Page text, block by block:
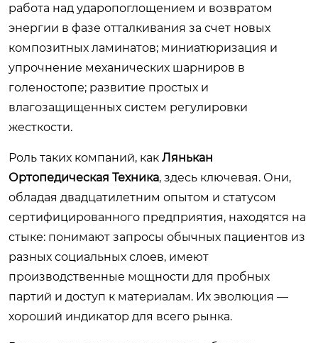
работа над ударопоглощением и возвратом
энергии в фазе отталкивания за счет новых
композитных ламинатов; миниатюризация и
упрочнение механических шарниров в
голеностопе; развитие простых и
влагозащищенных систем регулировки
жесткости.
Роль таких компаний, как Лянькан
Ортопедическая Техника, здесь ключевая. Они,
обладая двадцатилетним опытом и статусом
сертифицированного предприятия, находятся на
стыке: понимают запросы обычных пациентов из
разных социальных слоев, имеют
производственные мощности для пробных
партий и доступ к материалам. Их эволюция —
хороший индикатор для всего рынка.